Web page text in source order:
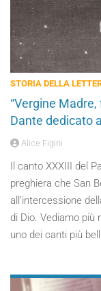
STORIA DELLA
“Vergine
Dante dedicato
Alice Figini
Il canto XXXIII del
preghiera che San
all’intercessione
di Dio. Vediamo
uno dei canti più